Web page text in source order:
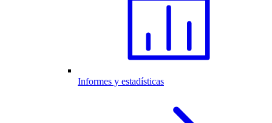
Informes y estadísticas